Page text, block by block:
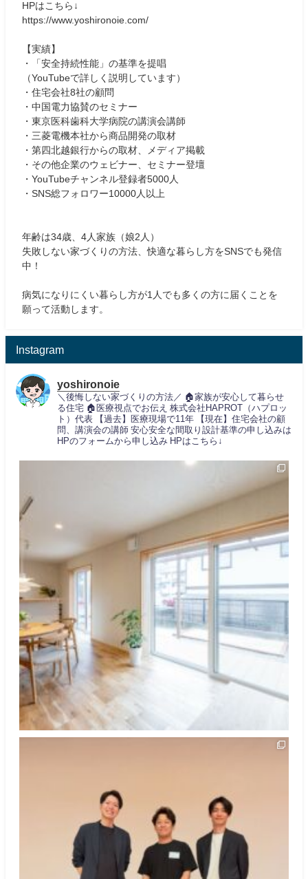
HPはこちら↓
https://www.yoshironoie.com/
【実績】
・「安全持続性能」の基準を提唱
（YouTubeで詳しく説明しています）
・住宅会社8社の顧問
・中国電力協賛のセミナー
・東京医科歯科大学病院の講演会講師
・三菱電機本社から商品開発の取材
・第四北越銀行からの取材、メディア掲載
・その他企業のウェビナー、セミナー登壇
・YouTubeチャンネル登録者5000人
・SNS総フォロワー10000人以上
年齢は34歳、4人家族（娘2人）
失敗しない家づくりの方法、快適な暮らし方をSNSでも発信
中！
病気になりにくい暮らし方が1人でも多くの方に届くことを
願って活動します。
Instagram
yoshironoie
＼後悔しない家づくりの方法／ 🏠家族が安心して暮らせ
る住宅 🏠医療視点でお伝え 株式会社HAPROT（ハプロッ
ト）代表 【過去】医療現場で11年 【現在】住宅会社の顧
問、講演会の講師 安心安全な間取り設計基準の申し込みは
HPのフォームから申し込み HPはこちら↓